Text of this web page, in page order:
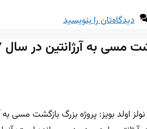
دیدگاه‌تان را بنویسید
به آرژانتین در سال ۲۰۲۷!